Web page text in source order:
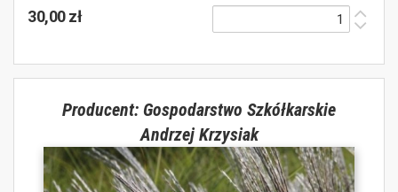
30,00 zł
Producent: Gospodarstwo Szkółkarskie
Andrzej Krzysiak